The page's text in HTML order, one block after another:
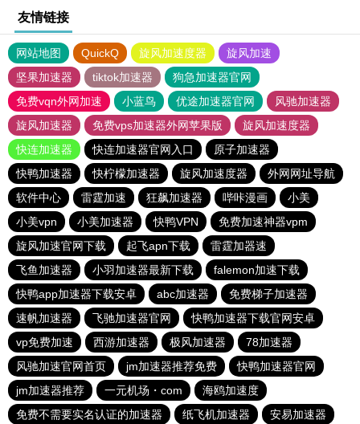
友情链接
网站地图 QuickQ 旋风加速度器
旋风加速
坚果加速器
tiktok加速器
狗急加速器官网
免费vqn外网加速
小蓝鸟 优途加速器官网
风驰加速器
旋风加速器
免费vps加速器外网苹果版
旋风加速度器
快连加速器
快连加速器官网入口
原子加速器
快鸭加速器
快柠檬加速器 旋风加速度器
外网网址导航
软件中心
雷霆加速 狂飙加速器 哔咔漫画
小美
小美vpn
小美加速器 快鸭VPN
免费加速神器vpm
旋风加速官网下载
起飞apn下载
雷霆加器速
飞鱼加速器
小羽加速器最新下载
falemon加速下载
快鸭app加速器下载安卓
abc加速器
免费梯子加速器
速帆加速器
飞驰加速器官网
快鸭加速器下载官网安卓
vp免费加速
西游加速器 极风加速器
78加速器
风驰加速官网首页
jm加速器推荐免费
快鸭加速器官网
jm加速器推荐
一元机场・com
海鸥加速度
免费不需要实名认证的加速器
纸飞机加速器
安易加速器